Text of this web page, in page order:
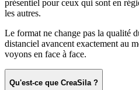
présentiel pour ceux qui sont en
les autres.
Le format ne change pas la qualité
distanciel avancent exactement au
voyons en face à face.
Qu'est-ce que CreaSila ?